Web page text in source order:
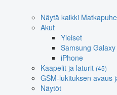
Näytä kaikki
Akut
Yleiset
Samsung Galaxy
iPhone
Kaapelit ja laturit (45)
GSM-lukituksen avaus
Näytöt